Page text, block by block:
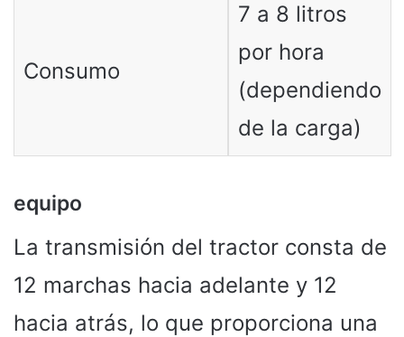
Consumo
7 a 8 litros
por hora
(dependiendo
de la carga)
equipo
La transmisión del tractor consta de
12 marchas hacia adelante y 12
hacia atrás, lo que proporciona una